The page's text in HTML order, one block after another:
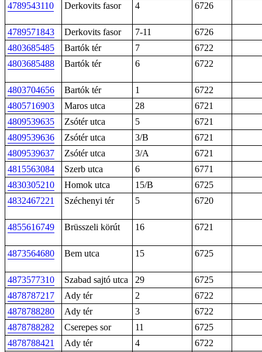
4789543110 Derkovits fasor 4 6726
4789571843 Derkovits fasor 7-11
6726
4803685485
Bartók tér 7
6722
4803685488
Bartók tér 6 6722
4803704656 Bartók tér 1
6722
4805716903
Maros utca 28
6721
4809539635
Zsótér utca 5
6721
4809539636
Zsótér utca 3/B
6721
4809539637
Zsótér utca 3/A
6721
4815563084
Szerb utca 6
6771
4830305210
Homok utca 15/B
6725
4832467221
Széchenyi tér 5 6720
4855616749 Brüsszeli körút 16 6721
4873564680 Bem utca 15 6725
4873577310 Szabad sajtó utca 29
6725
4878787217
Ady tér 2
6722
4878788280
Ady tér 3
6722
4878788282
Cserepes sor 11
6725
4878788421
Ady tér 4
6722